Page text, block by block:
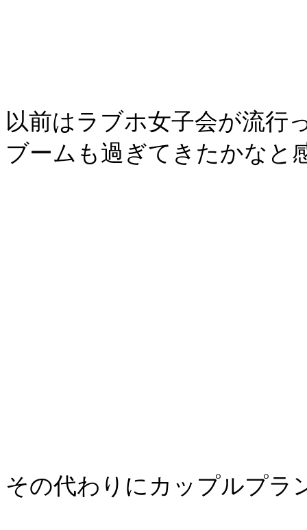
以前はラブホ女子会が流行
ブームも過ぎてきたかなと
その代わりにカップルプラ